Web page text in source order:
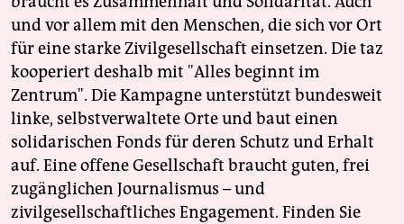
und vor allem mit den Menschen, die sich vor Ort
für eine starke Zivilgesellschaft einsetzen. Die taz
kooperiert deshalb mit "Alles beginnt im
Zentrum". Die Kampagne unterstützt bundesweit
linke, selbstverwaltete Orte und baut einen
solidarischen Fonds für deren Schutz und Erhalt
auf. Eine offene Gesellschaft braucht guten, frei
zugänglichen Journalismus – und
zivilgesellschaftliches Engagement. Finden Sie